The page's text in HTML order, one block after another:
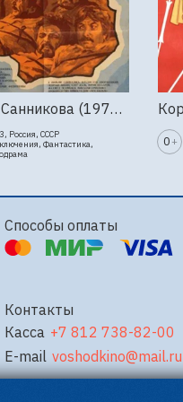
Земля Санникова (1973, Мосфильм)
Россия, СССР
Фантастика,
0 +
Способы оплаты
Контакты
Касса +7 812 738-82-00
E-mail voshodkino@mail.ru